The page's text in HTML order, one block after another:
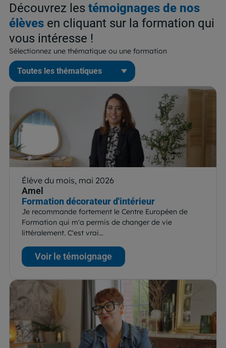
Découvrez les témoignages de nos
élèves en cliquant sur la formation qui
vous intéresse !
Sélectionnez une thématique ou une formation
Élève du mois, mai 2026
Amel
Formation décorateur d'intérieur
Je recommande fortement le Centre Européen de
Formation qui m'a permis de changer de vie
littéralement. C'est vrai…
Voir le témoignage